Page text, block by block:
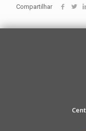
Compartilhar